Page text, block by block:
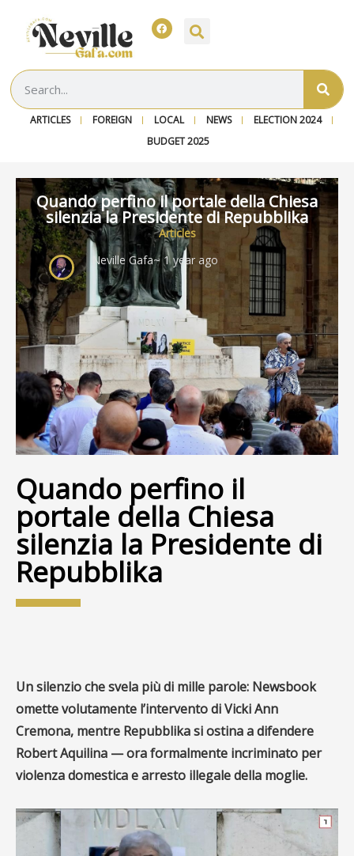
ARTICLES FOREIGN LOCAL NEWS
ELECTION 2024
BUDGET 2025
Quando perfino il portale della Chiesa
silenzia la Presidente di Repubblika
Articles
Neville Gafa~ 1 year ago
Quando perfino il
portale della Chiesa
silenzia la Presidente di
Repubblika
Un silenzio che svela più di mille parole: Newsbook
omette volutamente l’intervento di Vicki Ann
Cremona, mentre Repubblika si ostina a difendere
Robert Aquilina — ora formalmente incriminato per
violenza domestica e arresto illegale della moglie.